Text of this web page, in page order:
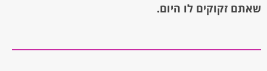
שאתם זקוקים לו היום.